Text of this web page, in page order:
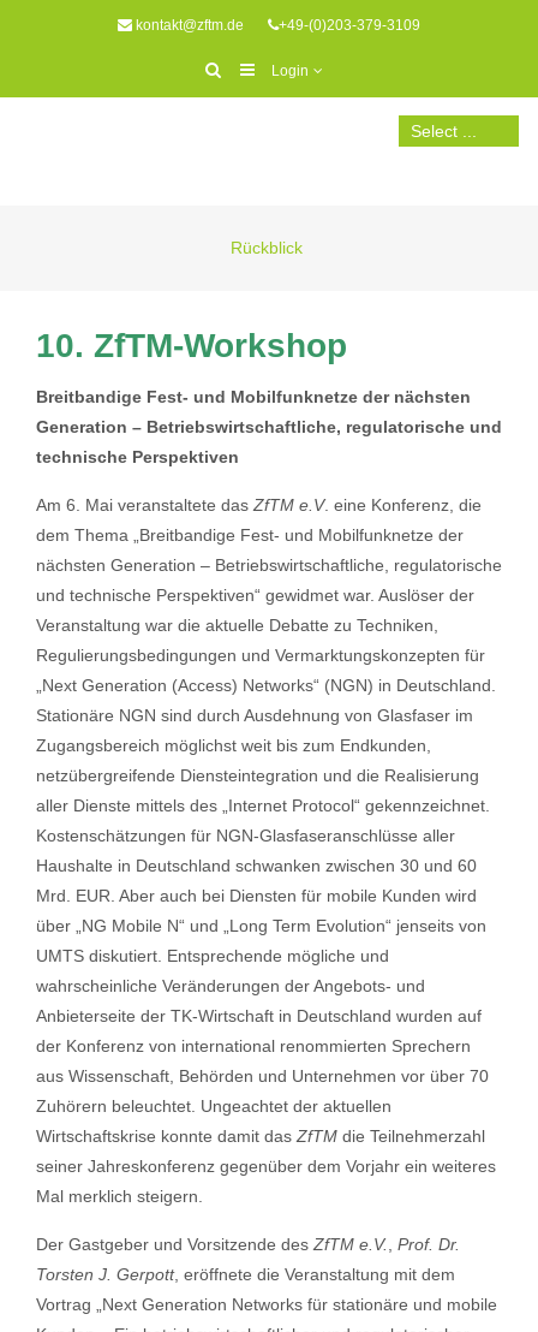
kontakt@zftm.de +49-(0)203-379-3109
Login
Rückblick
10. ZfTM-Workshop
Breitbandige Fest- und Mobilfunknetze der nächsten
Generation – Betriebswirtschaftliche, regulatorische und
technische Perspektiven
Am 6. Mai veranstaltete das ZfTM e.V. eine Konferenz, die
dem Thema „Breitbandige Fest- und Mobilfunknetze der
nächsten Generation – Betriebswirtschaftliche, regulatorische
und technische Perspektiven“ gewidmet war. Auslöser der
Veranstaltung war die aktuelle Debatte zu Techniken,
Regulierungsbedingungen und Vermarktungskonzepten für
„Next Generation (Access) Networks“ (NGN) in Deutschland.
Stationäre NGN sind durch Ausdehnung von Glasfaser im
Zugangsbereich möglichst weit bis zum Endkunden,
netzübergreifende Diensteintegration und die Realisierung
aller Dienste mittels des „Internet Protocol“ gekennzeichnet.
Kostenschätzungen für NGN-Glasfaseranschlüsse aller
Haushalte in Deutschland schwanken zwischen 30 und 60
Mrd. EUR. Aber auch bei Diensten für mobile Kunden wird
über „NG Mobile N“ und „Long Term Evolution“ jenseits von
UMTS diskutiert. Entsprechende mögliche und
wahrscheinliche Veränderungen der Angebots- und
Anbieterseite der TK-Wirtschaft in Deutschland wurden auf
der Konferenz von international renommierten Sprechern
aus Wissenschaft, Behörden und Unternehmen vor über 70
Zuhörern beleuchtet. Ungeachtet der aktuellen
Wirtschaftskrise konnte damit das ZfTM die Teilnehmerzahl
seiner Jahreskonferenz gegenüber dem Vorjahr ein weiteres
Mal merklich steigern.
Der Gastgeber und Vorsitzende des ZfTM e.V. Prof. Dr.
Torsten J. Gerpott, eröffnete die Veranstaltung mit dem
Vortrag „Next Generation Networks für stationäre und mobile